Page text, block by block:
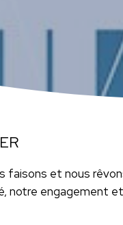
faisons et nous
notre engagement